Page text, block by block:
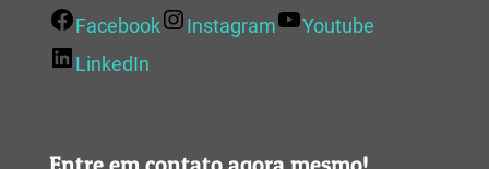
Facebook
Instagram
Youtube
LinkedIn